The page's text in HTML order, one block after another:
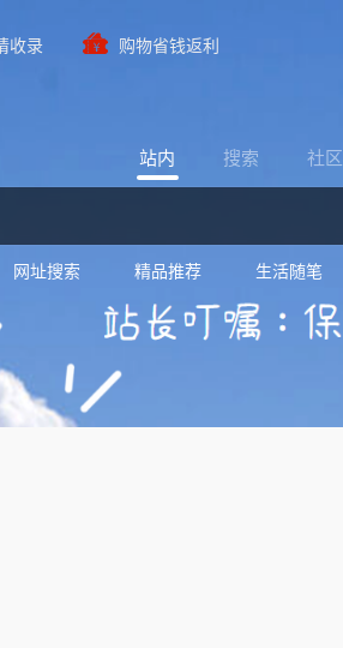
收录 购物省钱返利
站内 搜索 社区
网址搜索 精品推荐 生活随笔